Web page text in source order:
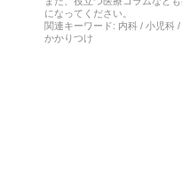
になってください。
関連キーワード: 内科 / 小児科
かかりつけ